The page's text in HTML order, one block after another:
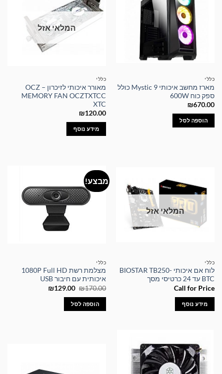
כללי
מארז מחשב איכותי Mystic 9 כולל
ספק כוח 600W
₪670.00
הוספה לסל
המלאי אזל
כללי
מאורר איכותי לזיכרון – OCZ
MEMORY FAN OCZTXTCC
XTC
₪120.00
מידע נוסף
המלאי אזל
כללי
לוח אם איכותי BIOSTAR TB250-
BTC עד 24 כרטיסי מסך
Call for Price
מידע נוסף
מבצע!
כללי
מצלמת רשת 1080P Full HD
איכותית עם חיבור USB
₪170.00
המחיר
היה:
₪170.00.
₪129.00
המחיר
הוספה לסל